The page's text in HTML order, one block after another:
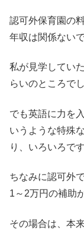
認可外保育園の
年収は関係ないで
私が見学してい
らいのところでし
でも英語に力を
いうような特殊
り、いろいろです
ちなみに認可外
1～2万円の補助
その場合は、本